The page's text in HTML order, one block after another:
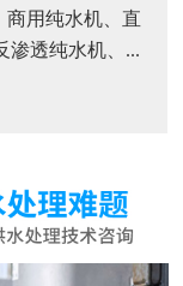
商用纯水机、直
渗透纯水机、...